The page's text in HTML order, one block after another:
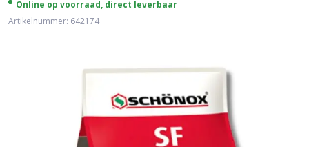
Online op voorraad, direct leverbaar
Artikelnummer: 642174